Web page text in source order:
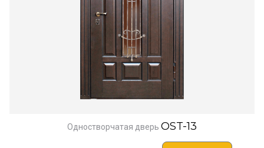
Одностворчатая дверь OST-13